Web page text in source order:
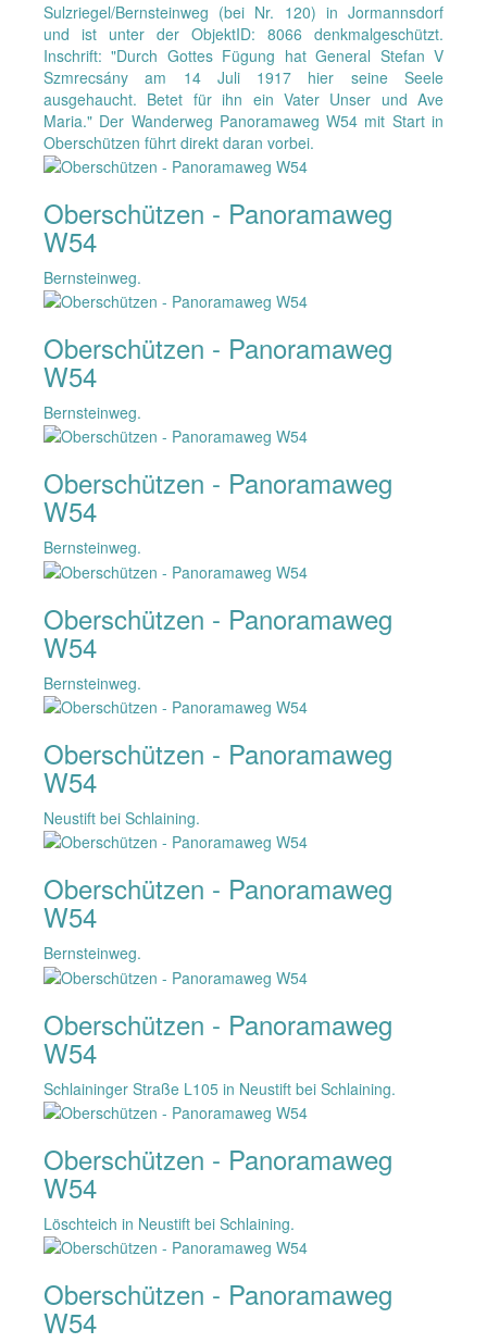
Sulzriegel/Bernsteinweg (bei Nr. 120) in Jormannsdorf
und ist unter der ObjektID: 8066 denkmalgeschützt.
Inschrift: "Durch Gottes Fügung hat General Stefan V
Szmrecsány am 14 Juli 1917 hier seine Seele
ausgehaucht. Betet für ihn ein Vater Unser und Ave
Maria." Der Wanderweg Panoramaweg W54 mit Start in
Oberschützen führt direkt daran vorbei.
Oberschützen - Panoramaweg
W54
Bernsteinweg.
Oberschützen - Panoramaweg
W54
Bernsteinweg.
Oberschützen - Panoramaweg
W54
Bernsteinweg.
Oberschützen - Panoramaweg
W54
Bernsteinweg.
Oberschützen - Panoramaweg
W54
Neustift bei Schlaining.
Oberschützen - Panoramaweg
W54
Bernsteinweg.
Oberschützen - Panoramaweg
W54
Schlaininger Straße L105 in Neustift bei Schlaining.
Oberschützen - Panoramaweg
W54
Löschteich in Neustift bei Schlaining.
Oberschützen - Panoramaweg
W54